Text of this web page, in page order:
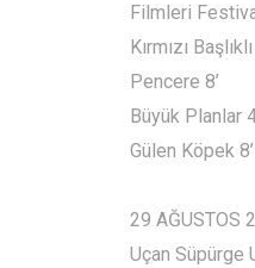
Filmleri
Kırmızı
Pencere 8’
Büyük Planlar
Gülen Köpek 8’
29 AĞUSTOS
Uçan Süpürge